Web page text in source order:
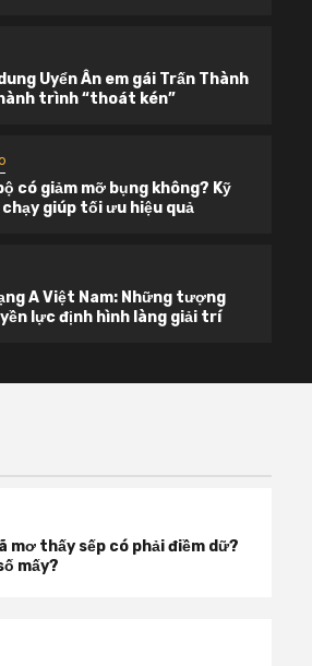
Hành trình từ cậu bé
giải trí hàng đầu
Uyển Ân em gái Trấn Thành
trình “thoát kén”
có giảm mỡ bụng không? Kỹ
giúp tối ưu hiệu quả
A Việt Nam: Những tượng
lực định hình làng giải trí
mơ thấy sếp có phải điềm dữ?
mấy?